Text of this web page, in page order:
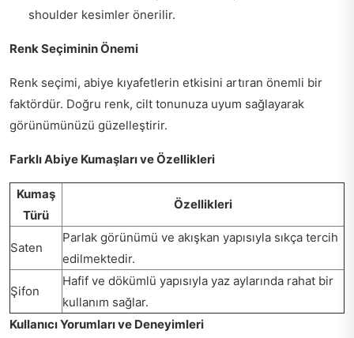
shoulder kesimler önerilir.
Renk Seçiminin Önemi
Renk seçimi, abiye kıyafetlerin etkisini artıran önemli bir
faktördür. Doğru renk, cilt tonunuza uyum sağlayarak
görünümünüzü güzelleştirir.
Farklı Abiye Kumaşları ve Özellikleri
Kumaş
Türü
Özellikleri
Saten
Parlak görünümü ve akışkan yapısıyla sıkça tercih
edilmektedir.
Şifon
Hafif ve dökümlü yapısıyla yaz aylarında rahat bir
kullanım sağlar.
Kullanıcı Yorumları ve Deneyimleri